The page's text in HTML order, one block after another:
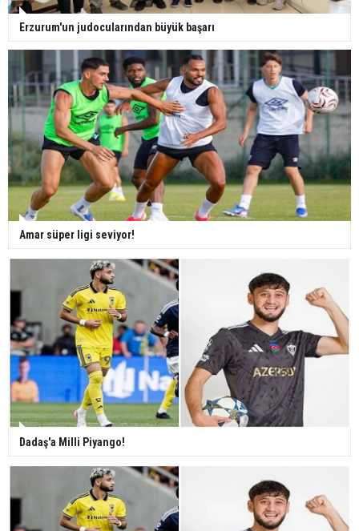
Erzurum'un judocularından büyük başarı
Amar süper ligi seviyor!
Dadaş'a Milli Piyango!